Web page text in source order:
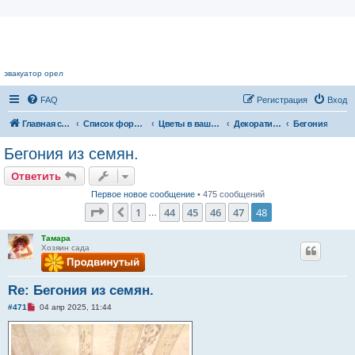
эвакуатор орел
FAQ Вход
Регистрация
Главная страница Список форумов Цветы в вашем доме Декоративноцветущие растения Бегония
Бегония из семян.
Ответить
Первое новое сообщение• 475 сообщений
Страница 48из 48
Пред.
1 44 45 46 47 48
Тамара
Хозяин сада
Re: Бегония из семян.
#471
Н
п
04 апр 2025, 11:44